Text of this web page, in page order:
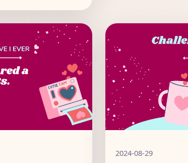
2024-08-29